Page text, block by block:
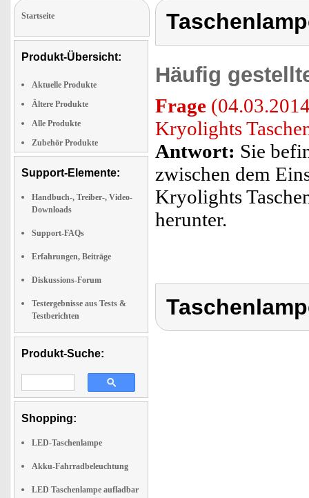
Startseite
Produkt-Übersicht:
Aktuelle Produkte
Ältere Produkte
Alle Produkte
Zubehör Produkte
Support-Elemente:
Handbuch-, Treiber-, Video-
Downloads
Support-FAQs
Erfahrungen, Beiträge
Diskussions-Forum
Testergebnisse aus Tests &
Testberichten
Produkt-Suche:
Shopping:
LED-Taschenlampe
Akku-Fahrradbeleuchtung
LED Taschenlampe aufladbar
Häufig
Frage
Kryolights
Antwort: Sie
zwischen dem
Kryolights
herunter.